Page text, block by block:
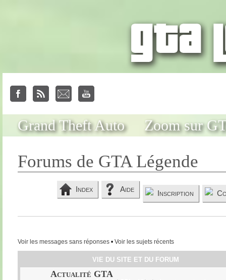
Grand Theft Auto Zoom sur
Forums de GTA Légende
Index Aide Inscription
Voir les messages sans réponses• Voir les sujets récents
VIE DU SITE ET DU FORUM
Actualité GTA